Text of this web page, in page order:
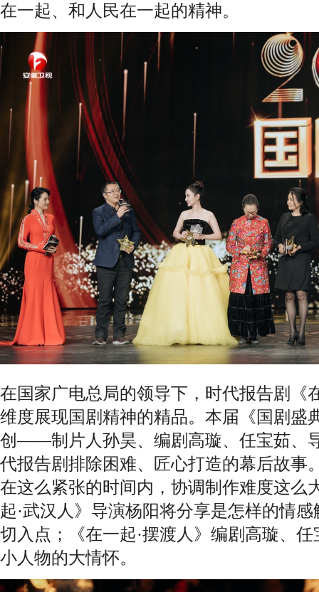
在一起、和人民在一起的精神。
在国家广电总局的领导下，时代报告剧《
维度展现国剧精神的精品。本届《国剧盛
创——制片人孙昊、编剧高璇、任宝茹、
代报告剧排除困难、匠心打造的幕后故事
在这么紧张的时间内，协调制作难度这么
起·武汉人》导演杨阳将分享是怎样的情
切入点；《在一起·摆渡人》编剧高璇、
小人物的大情怀。